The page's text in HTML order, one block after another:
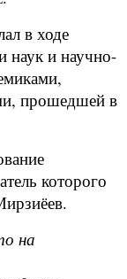
в ходе
наук и научно-
прошедшей в
которого
на